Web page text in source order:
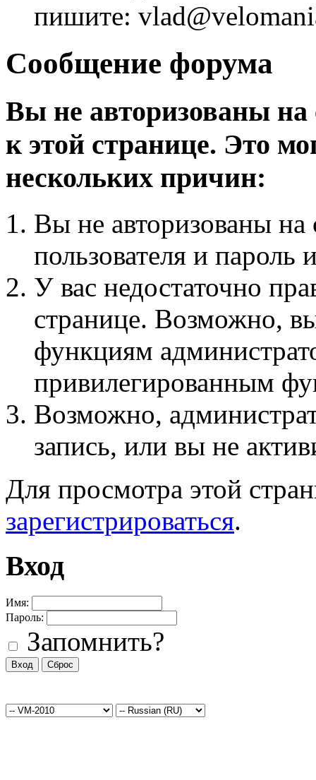
пишите:
Сообщение форума
Вы не авторизованы на
к этой странице. Это
нескольких причин:
Вы не авторизованы на
пользователя и пароль
У вас недостаточно
странице. Возможно,
функциям
привилегированным
Возможно,
запись, или вы не
Для просмотра этой
зарегистрироваться.
Вход
Имя:
Пароль:
Запомнить?